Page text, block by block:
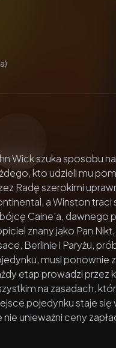
Wick szuka sposobu
kto udzieli mu
Radę szerokimi
a Winston
Caine’a, dawnego
znany jako Pan
Berlinie i Paryżu,
musi ponownie
etap prowadzi przez
na zasadach,
pojedynku staje
nie unieważni ceny